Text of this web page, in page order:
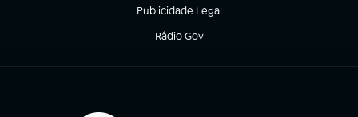
Publicidade Legal
(abre em nova aba)
Rádio Gov
(abre em nova aba)